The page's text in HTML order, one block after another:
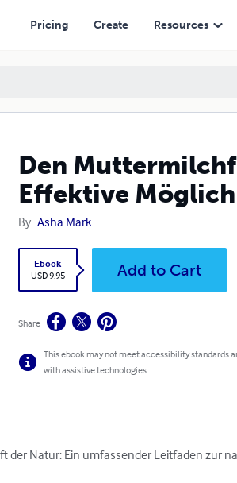
Pricing Create Resources
Den
Effektive
By Asha Mark
Ebook
USD 9.95
Add to Cart
Share
This ebook may not meet accessibility standards
with assistive technologies.
der Natur: Ein umfassender Leitfaden zur
Möglichkeiten zur Verbesserung der